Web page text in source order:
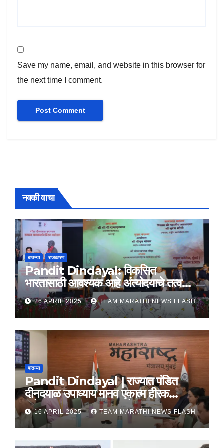
Save my name, email, and website in this browser for
the next time I comment.
नक्की वाचा
बातम्या राजकारण
Pandit Dindayal: विकसित
भारतासाठी आवश्यक आहे अंत्योदयाचे तत्वज्ञान
– राज्यपाल सी. पी. राधाकृष्णन
26 APRIL 2025 TEAM MARATHI NEWS FLASH
बातम्या
Pandit Dindayal | राज्यात पंडित
दीनदयाळ उपाध्याय मानव एकात्म हीरक
महोत्सव, 22-25 दरम्यान होणार साजरा
16 APRIL 2025 TEAM MARATHI NEWS FLASH